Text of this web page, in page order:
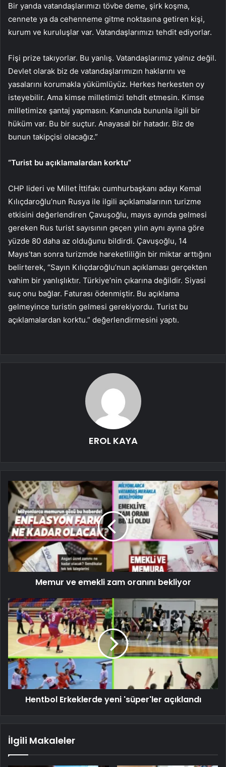
Bir yanda vatandaşlarımızı tövbe deme, şirk koşma,
cennete ya da cehenneme gitme noktasına getiren kişi,
kurum ve kuruluşlar var. Vatandaşlarımızı tehdit ediyorlar.
Fişi prize takıyorlar. Bu yanlış. Vatandaşlarımız yalnız değil.
Devlet olarak biz de vatandaşlarımızın haklarını ve
yasalarını korumakla yükümlüyüz. Herkes herkesten oy
isteyebilir. Ama kimse milletimizi tehdit etmesin. Kimse
milletimize şantaj yapmasın. Kanunda bununla ilgili bir
hüküm var. Bu bir suçtur. Anayasal bir hatadır. Biz de
bunun takipçisi olacağız.”
“Turist bu açıklamalardan korktu”
CHP lideri ve Millet İttifakı cumhurbaşkanı adayı Kemal
Kılıçdaroğlu’nun Rusya ile ilgili açıklamalarının turizme
etkisini değerlendiren Çavuşoğlu, mayıs ayında gelmesi
gereken Rus turist sayısının geçen yılın aynı ayına göre
yüzde 80 daha az olduğunu bildirdi. Çavuşoğlu, 14
Mayıs’tan sonra turizmde hareketliliğin bir miktar arttığını
belirterek, “Sayın Kılıçdaroğlu’nun açıklaması gerçekten
vahim bir yanlışlıktır. Türkiye’nin çıkarına değildir. Siyasi
suç onu bağlar. Faturası ödenmiştir. Bu açıklama
gelmeyince turistin gelmesi gerekiyordu. Turist bu
açıklamalardan korktu.” değerlendirmesini yaptı.
EROL KAYA
Memur ve emekli zam oranını bekliyor
Hentbol Erkeklerde yeni 'süper'ler açıklandı
İlgili Makaleler